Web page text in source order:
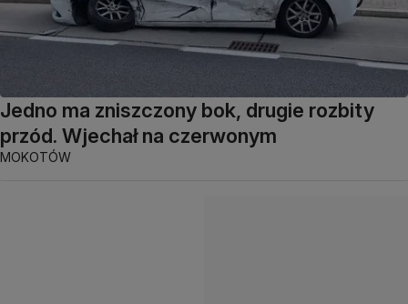
Jedno ma zniszczony bok, drugie rozbity
przód. Wjechał na czerwonym
MOKOTÓW